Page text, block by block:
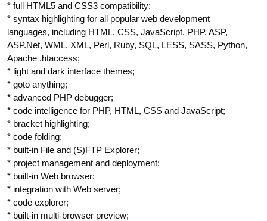
* full HTML5 and CSS3 compatibility;
* syntax highlighting for all popular web development
languages, including HTML, CSS, JavaScript, PHP, ASP,
ASP.Net, WML, XML, Perl, Ruby, SQL, LESS, SASS, Python,
Apache .htaccess;
* light and dark interface themes;
* goto anything;
* advanced PHP debugger;
* code intelligence for PHP, HTML, CSS and JavaScript;
* bracket highlighting;
* code folding;
* built-in File and (S)FTP Explorer;
* project management and deployment;
* built-in Web browser;
* integration with Web server;
* code explorer;
* built-in multi-browser preview;